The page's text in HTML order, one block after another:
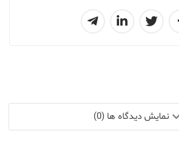
نمایش دیدگاه ها (0)